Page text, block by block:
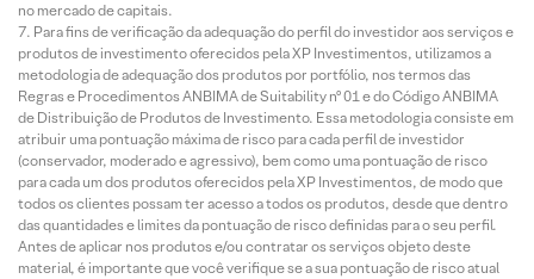
no mercado de capitais.
Para fins de verificação da adequação do perfil do investidor aos serviços e
produtos de investimento oferecidos pela XP Investimentos, utilizamos a
metodologia de adequação dos produtos por portfólio, nos termos das
Regras e Procedimentos ANBIMA de Suitability nº 01 e do Código ANBIMA
de Distribuição de Produtos de Investimento. Essa metodologia consiste em
atribuir uma pontuação máxima de risco para cada perfil de investidor
(conservador, moderado e agressivo), bem como uma pontuação de risco
para cada um dos produtos oferecidos pela XP Investimentos, de modo que
todos os clientes possam ter acesso a todos os produtos, desde que dentro
das quantidades e limites da pontuação de risco definidas para o seu perfil.
Antes de aplicar nos produtos e/ou contratar os serviços objeto deste
material, é importante que você verifique se a sua pontuação de risco atual